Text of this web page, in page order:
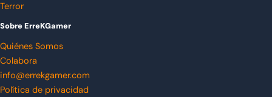
Terror
Sobre ErreKGamer
Quiénes Somos
Colabora
info@errekgamer.com
Política de privacidad